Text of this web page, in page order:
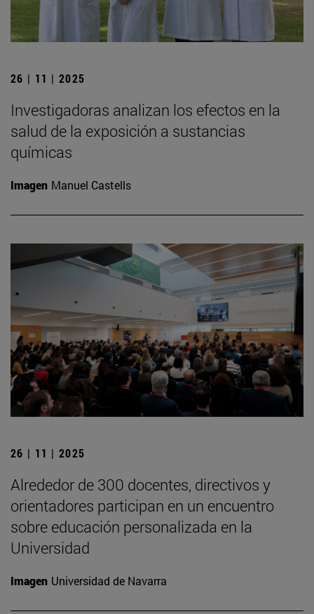
26 | 11 | 2025
Investigadoras analizan los efectos en la
salud de la exposición a sustancias
químicas
Imagen Manuel Castells
26 | 11 | 2025
Alrededor de 300 docentes, directivos y
orientadores participan en un encuentro
sobre educación personalizada en la
Universidad
Imagen Universidad de Navarra